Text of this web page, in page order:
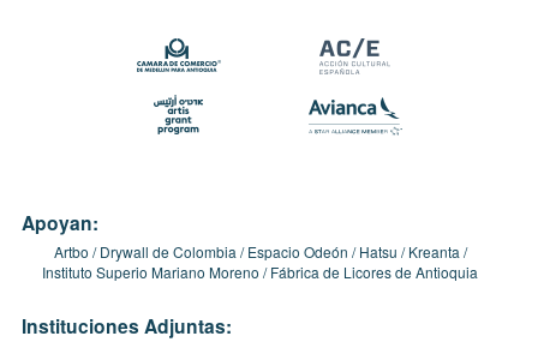
Apoyan:
Artbo Drywall de Colombia Espacio Odeón Hatsu
Kreanta
Instituto Superio Mariano Moreno
Fábrica de Licores de Antioquia
Instituciones Adjuntas: